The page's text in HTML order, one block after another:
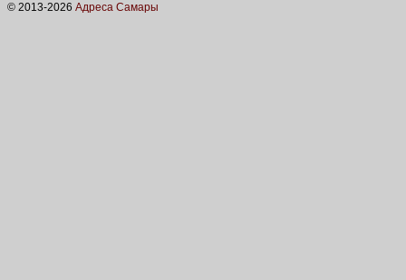
© 2013-2026 Адреса Самары